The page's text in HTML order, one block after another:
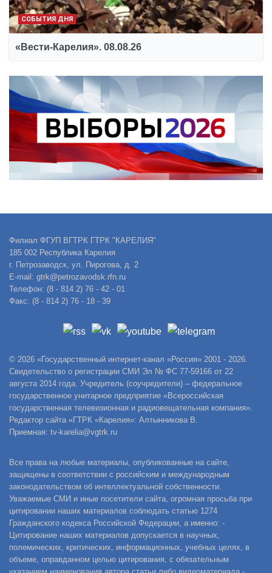
СОБЫТИЯ ДНЯ
«Вести-Карелия». 08.08.26
Филиал ФГУП ВГТРК ГТРК "КАРЕЛИЯ"
185 002 Республика Карелия
г. Петрозаводск, ул. Пирогова, д. 2
E-mail: gtrk@petrozavodsk.rfn.ru
Телефон: (8 - 814 2) 76 - 42 - 01
Факс: (8 - 814 2) 76 - 18 - 39
© 2026 «Государственный интернет-канал «Россия» 2001 - 2026.
Свидетельство о регистрации СМИ Эл № ФС 77-59166 от 22
августа 2014 года. Учредитель (соучредители) – федеральное
государственное унитарное предприятие «Всероссийская
государственная телевизионная и радиовещательная компания».
Редактор сайта «ГТРК «Карелия»: Алтынникова В.
Приемная: tv-karelia@vgtrk.ru
Все права на любые материалы, опубликованные на сайте,
защищены в соответствии с российским и международным
законодательством об интеллектуальной собственности.
Уважаемые СМИ и иные посетители сайта, огромная просьба при
цитировании наших материалов соблюдать статью 1274
Гражданского кодекса Российской Федерации, а именно: -
Цитирование наших материалов допускается в научных,
полемических, критических, информационных, учебных целях, в
объеме, оправданном целью цитирования, с обязательным